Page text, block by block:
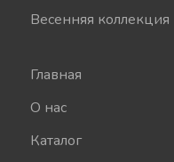
Весенняя коллекция
Главная
О нас
Каталог